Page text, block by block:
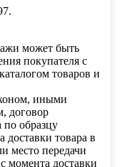
может быть
покупателя с
товаров и
иными
договор
образцу
доставки товара в
место передачи
момента доставки